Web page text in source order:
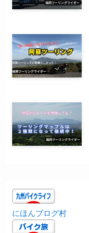
にほんブログ村